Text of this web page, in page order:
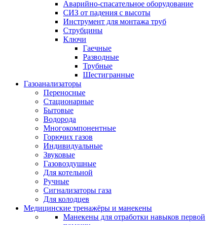
Аварийно-спасательное оборудование
СИЗ от падения с высоты
Инструмент для монтажа труб
Струбцины
Ключи
Гаечные
Разводные
Трубные
Шестигранные
Газоанализаторы
Переносные
Стационарные
Бытовые
Водорода
Многокомпонентные
Горючих газов
Индивидуальные
Звуковые
Газовоздушные
Для котельной
Ручные
Сигнализаторы газа
Для колодцев
Медицинские тренажёры и манекены
Манекены для отработки навыков первой